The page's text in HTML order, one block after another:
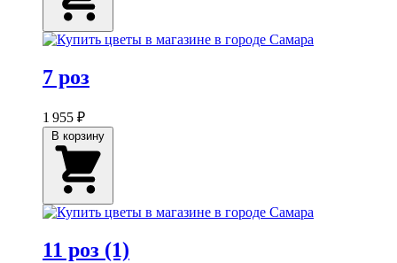
7 роз
1 955 ₽
11 роз (1)